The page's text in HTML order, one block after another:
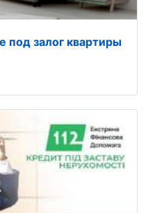
под залог квартиры